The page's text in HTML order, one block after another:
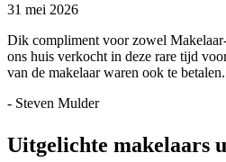
31 mei 2026
Dik compliment voor zowel
ons huis verkocht in deze rare tijd
van de makelaar waren ook te betalen.
- Steven Mulder
Uitgelichte makelaars